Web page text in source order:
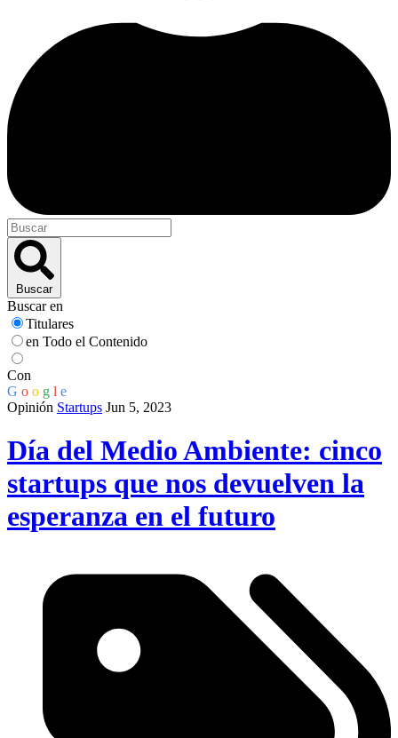
Buscar
Buscar en
Titulares
en Todo el Contenido
Con
G o o g l e
Opinión Startups Jun 5, 2023
Día del Medio Ambiente: cinco
startups que nos devuelven la
esperanza en el futuro